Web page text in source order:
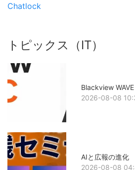
Chatlock
トピックス（IT）
Blackview
2026-08-08
AIと広報の進化
2026-08-08